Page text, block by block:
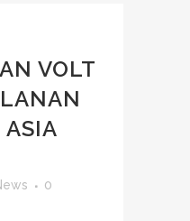
VOLT
ASIA
0